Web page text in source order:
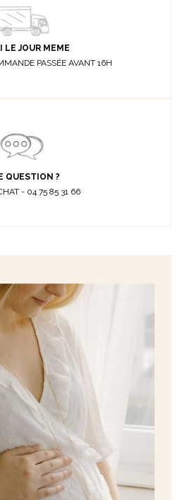
LE JOUR MEME
PASSÉE AVANT 16H
QUESTION ?
- 04 75 85 31 66